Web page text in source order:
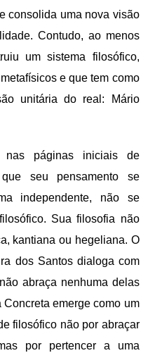
consolida uma nova visão
Contudo, ao menos
um sistema filosófico,
e que tem como
unitária do real: Mário
nas páginas iniciais de
seu pensamento se
independente, não se
Sua filosofia não
kantiana ou hegeliana. O
dos Santos dialoga com
abraça nenhuma delas
emerge como um
filosófico não por abraçar
por pertencer a uma